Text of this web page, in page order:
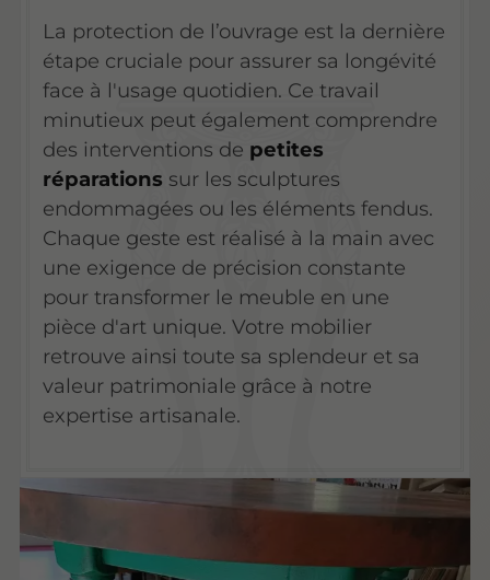
La protection de l’ouvrage est la dernière
étape cruciale pour assurer sa longévité
face à l'usage quotidien. Ce travail
minutieux peut également comprendre
des interventions de petites
réparations sur les sculptures
endommagées ou les éléments fendus.
Chaque geste est réalisé à la main avec
une exigence de précision constante
pour transformer le meuble en une
pièce d'art unique. Votre mobilier
retrouve ainsi toute sa splendeur et sa
valeur patrimoniale grâce à notre
expertise artisanale.